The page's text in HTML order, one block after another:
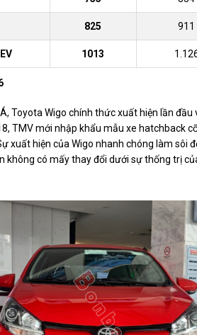
825 911
1013
Toyota Wigo chính thức xuất hiện lần đầu
TMV mới nhập khẩu mẫu xe hatchback
xuất hiện của Wigo nhanh chóng làm sôi
không có mấy thay đổi dưới sự thống trị